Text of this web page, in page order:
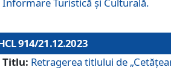
Informare Turistică și Culturală.
914/21.12.2023
Titlu: Retragerea titlului de